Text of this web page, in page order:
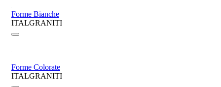
Forme Bianche
ITALGRANITI
Forme Colorate
ITALGRANITI